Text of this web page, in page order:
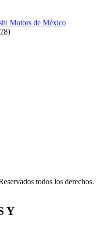
Motors de México
todos los derechos.
Y